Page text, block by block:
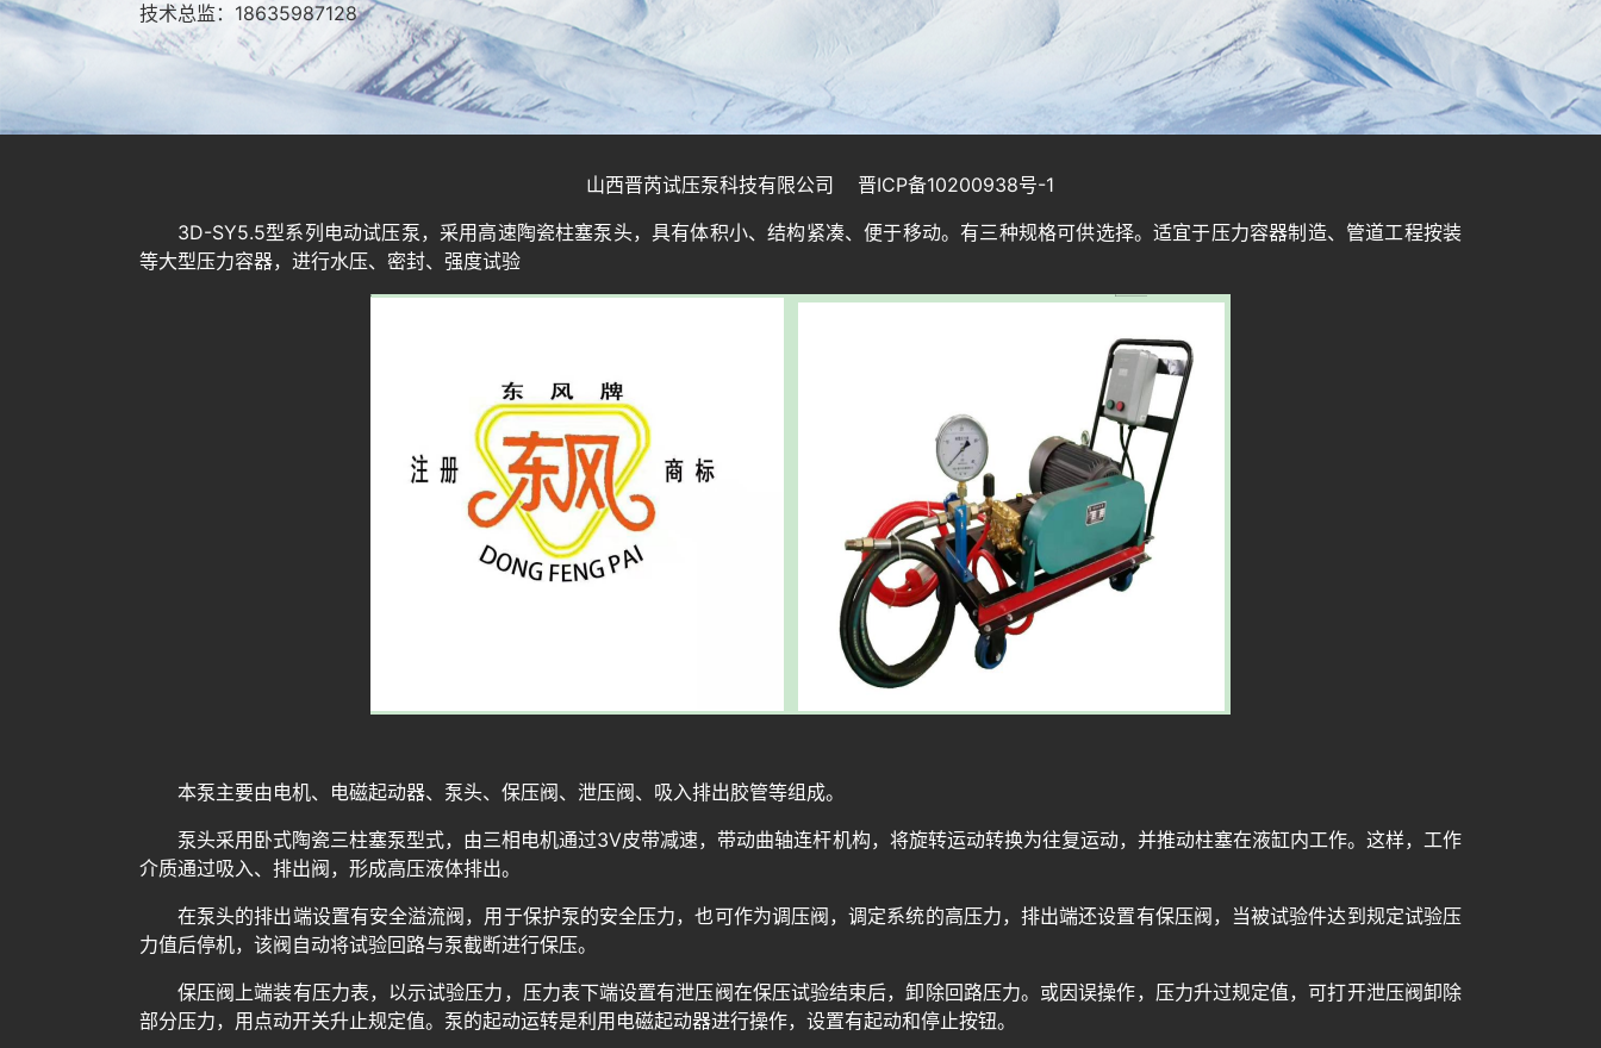
技术总监：18635987128
山西晋芮试压泵科技有限公司 晋ICP备10200938号-1
3D-SY5.5型系列电动试压泵，采用高速陶瓷柱塞泵头，具有体积小、结构紧凑、便于移动。有三种规格可供选择。适宜于压力容器制造、管道工程按装
等大型压力容器，进行水压、密封、强度试验
本泵主要由电机、电磁起动器、泵头、保压阀、泄压阀、吸入排出胶管等组成。
泵头采用卧式陶瓷三柱塞泵型式，由三相电机通过3V皮带减速，带动曲轴连杆机构，将旋转运动转换为往复运动，并推动柱塞在液缸内工作。这样，工作
介质通过吸入、排出阀，形成高压液体排出。
在泵头的排出端设置有安全溢流阀，用于保护泵的安全压力，也可作为调压阀，调定系统的高压力，排出端还设置有保压阀，当被试验件达到规定试验压
力值后停机，该阀自动将试验回路与泵截断进行保压。
保压阀上端装有压力表，以示试验压力，压力表下端设置有泄压阀在保压试验结束后，卸除回路压力。或因误操作，压力升过规定值，可打开泄压阀卸除
部分压力，用点动开关升止规定值。泵的起动运转是利用电磁起动器进行操作，设置有起动和停止按钮。